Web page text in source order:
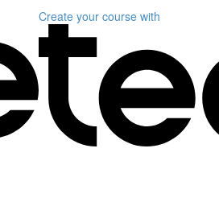
Create your course with